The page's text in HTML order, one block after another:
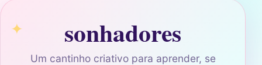
sonhadores
Um cantinho criativo para aprender, se